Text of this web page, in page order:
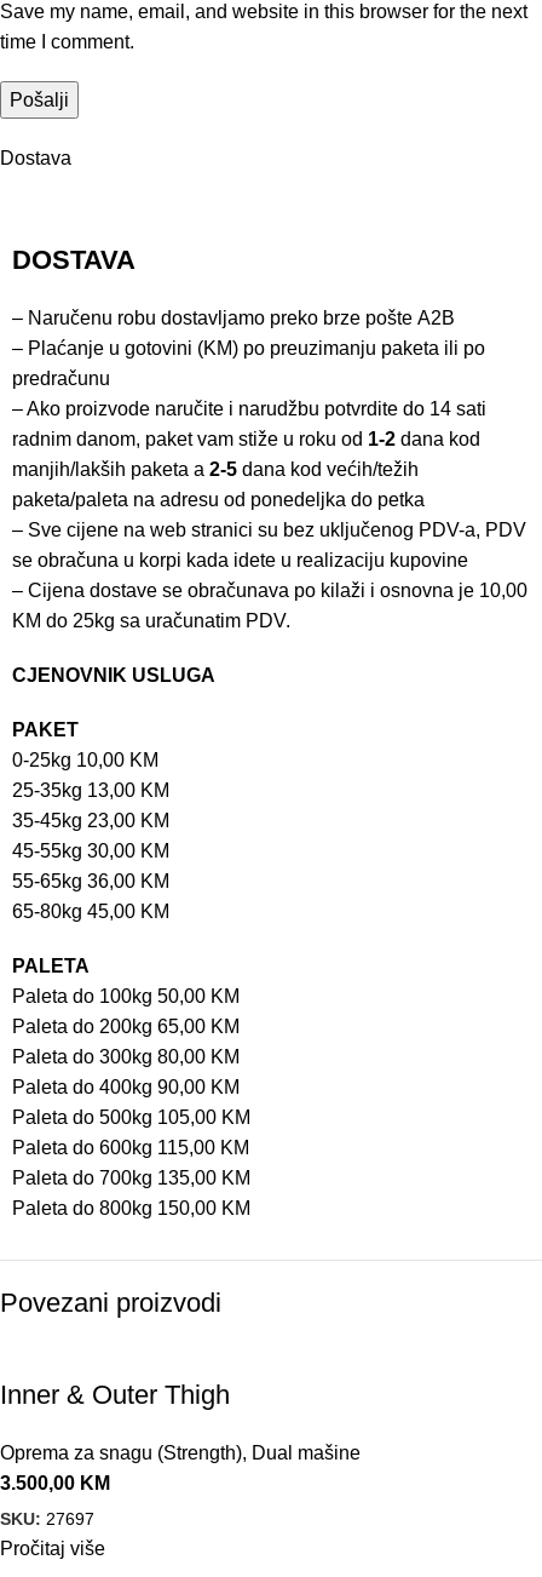
Save my name, email, and website in this browser for the next
time I comment.
Dostava
DOSTAVA
– Naručenu robu dostavljamo preko brze pošte A2B
– Plaćanje u gotovini (KM) po preuzimanju paketa ili po
predračunu
– Ako proizvode naručite i narudžbu potvrdite do 14 sati
radnim danom, paket vam stiže u roku od 1-2 dana kod
manjih/lakših paketa a 2-5 dana kod većih/težih
paketa/paleta na adresu od ponedeljka do petka
– Sve cijene na web stranici su bez uključenog PDV-a, PDV
se obračuna u korpi kada idete u realizaciju kupovine
– Cijena dostave se obračunava po kilaži i osnovna je 10,00
KM do 25kg sa uračunatim PDV.
CJENOVNIK USLUGA
PAKET
0-25kg 10,00 KM
25-35kg 13,00 KM
35-45kg 23,00 KM
45-55kg 30,00 KM
55-65kg 36,00 KM
65-80kg 45,00 KM
PALETA
Paleta do 100kg 50,00 KM
Paleta do 200kg 65,00 KM
Paleta do 300kg 80,00 KM
Paleta do 400kg 90,00 KM
Paleta do 500kg 105,00 KM
Paleta do 600kg 115,00 KM
Paleta do 700kg 135,00 KM
Paleta do 800kg 150,00 KM
Povezani proizvodi
Inner & Outer Thigh
Oprema za snagu (Strength), Dual mašine
3.500,00 KM
SKU: 27697
Pročitaj više